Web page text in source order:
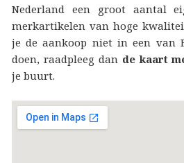
Nederland een groot aantal
merkartikelen van hoge
je de aankoop niet in een van
doen, raadpleeg dan de kaart
je buurt.